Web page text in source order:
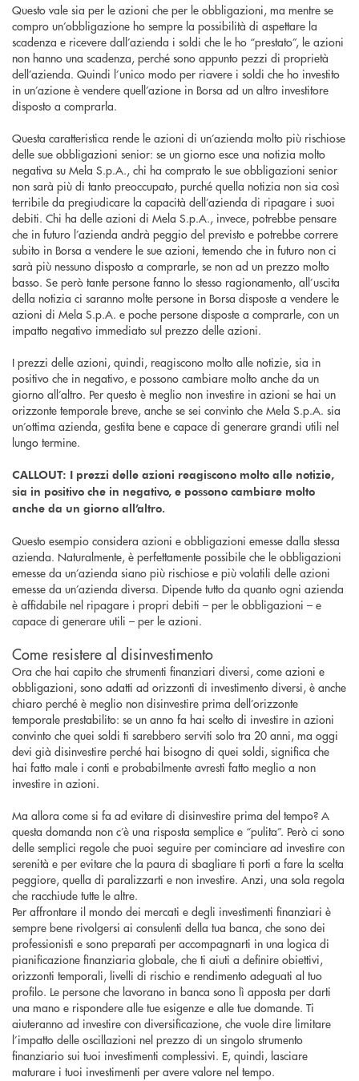
Questo vale sia per le azioni che per le obbligazioni, ma mentre se
compro un’obbligazione ho sempre la possibilità di aspettare la
scadenza e ricevere dall’azienda i soldi che le ho “prestato”, le azioni
non hanno una scadenza, perché sono appunto pezzi di proprietà
dell’azienda. Quindi l’unico modo per riavere i soldi che ho investito
in un’azione è vendere quell’azione in Borsa ad un altro investitore
disposto a comprarla.
Questa caratteristica rende le azioni di un’azienda molto più rischiose
delle sue obbligazioni senior: se un giorno esce una notizia molto
negativa su Mela S.p.A., chi ha comprato le sue obbligazioni senior
non sarà più di tanto preoccupato, purché quella notizia non sia così
terribile da pregiudicare la capacità dell’azienda di ripagare i suoi
debiti. Chi ha delle azioni di Mela S.p.A., invece, potrebbe pensare
che in futuro l’azienda andrà peggio del previsto e potrebbe correre
subito in Borsa a vendere le sue azioni, temendo che in futuro non ci
sarà più nessuno disposto a comprarle, se non ad un prezzo molto
basso. Se però tante persone fanno lo stesso ragionamento, all’uscita
della notizia ci saranno molte persone in Borsa disposte a vendere le
azioni di Mela S.p.A. e poche persone disposte a comprarle, con un
impatto negativo immediato sul prezzo delle azioni.
I prezzi delle azioni, quindi, reagiscono molto alle notizie, sia in
positivo che in negativo, e possono cambiare molto anche da un
giorno all’altro. Per questo è meglio non investire in azioni se hai un
orizzonte temporale breve, anche se sei convinto che Mela S.p.A. sia
un’ottima azienda, gestita bene e capace di generare grandi utili nel
lungo termine.
CALLOUT: I prezzi delle azioni reagiscono molto alle notizie,
sia in positivo che in negativo, e possono cambiare molto
anche da un giorno all’altro.
Questo esempio considera azioni e obbligazioni emesse dalla stessa
azienda. Naturalmente, è perfettamente possibile che le obbligazioni
emesse da un’azienda siano più rischiose e più volatili delle azioni
emesse da un’azienda diversa. Dipende tutto da quanto ogni azienda
è affidabile nel ripagare i propri debiti – per le obbligazioni – e
capace di generare utili – per le azioni.
Come resistere al disinvestimento
Ora che hai capito che strumenti finanziari diversi, come azioni e
obbligazioni, sono adatti ad orizzonti di investimento diversi, è anche
chiaro perché è meglio non disinvestire prima dell’orizzonte
temporale prestabilito: se un anno fa hai scelto di investire in azioni
convinto che quei soldi ti sarebbero serviti solo tra 20 anni, ma oggi
devi già disinvestire perché hai bisogno di quei soldi, significa che
hai fatto male i conti e probabilmente avresti fatto meglio a non
investire in azioni.
Ma allora come si fa ad evitare di disinvestire prima del tempo? A
questa domanda non c’è una risposta semplice e “pulita”. Però ci sono
delle semplici regole che puoi seguire per cominciare ad investire con
serenità e per evitare che la paura di sbagliare ti porti a fare la scelta
peggiore, quella di paralizzarti e non investire. Anzi, una sola regola
che racchiude tutte le altre.
Per affrontare il mondo dei mercati e degli investimenti finanziari è
sempre bene rivolgersi ai consulenti della tua banca, che sono dei
professionisti e sono preparati per accompagnarti in una logica di
pianificazione finanziaria globale, che ti aiuti a definire obiettivi,
orizzonti temporali, livelli di rischio e rendimento adeguati al tuo
profilo. Le persone che lavorano in banca sono lì apposta per darti
una mano e rispondere alle tue esigenze e alle tue domande. Ti
aiuteranno ad investire con diversificazione, che vuole dire limitare
l’impatto delle oscillazioni nel prezzo di un singolo strumento
finanziario sui tuoi investimenti complessivi. E, quindi, lasciare
maturare i tuoi investimenti per avere valore nel tempo.